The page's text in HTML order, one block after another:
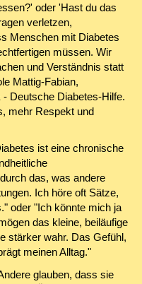
oder 'Hast du das
verletzen,
Menschen mit Diabetes
müssen. Wir
und Verständnis statt
Mattig-Fabian,
Deutsche Diabetes-Hilfe.
mehr Respekt und
ist eine chronische
das, was andere
Ich höre oft Sätze,
oder "Ich könnte mich ja
das kleine, beiläufige
stärker wahr. Das Gefühl,
meinen Alltag."
glauben, dass sie